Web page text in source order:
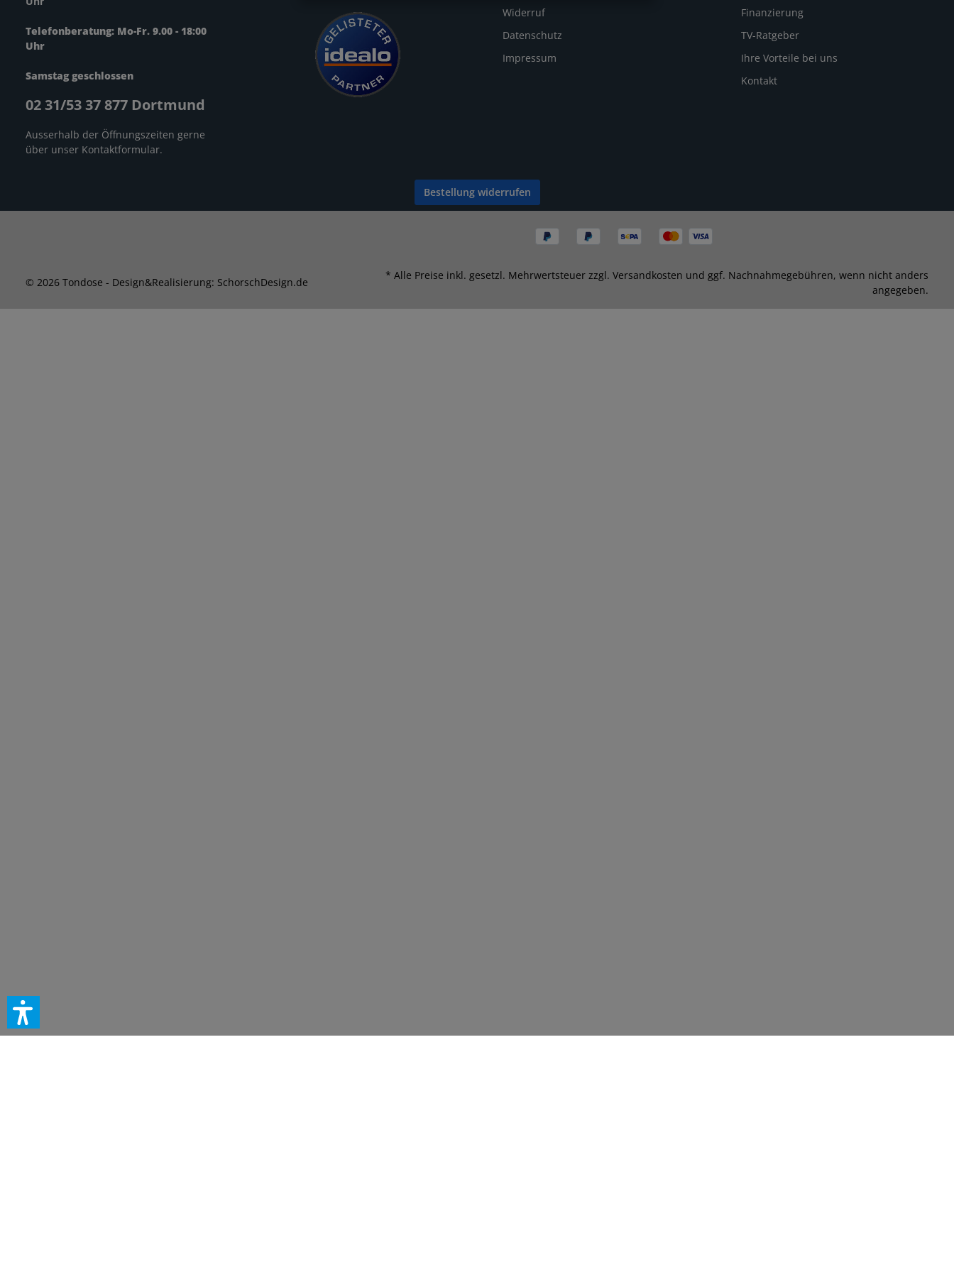
Telefonberatung: Mo-Fr. 9.00 - 18:00
Uhr
Samstag geschlossen
02 31/53 37 877 Dortmund
Ausserhalb der Öffnungszeiten gerne
über unser Kontaktformular.
Widerruf
Datenschutz
Impressum
Finanzierung
TV-Ratgeber
Ihre Vorteile bei uns
Kontakt
Bestellung widerrufen
© 2026 Tondose - Design&Realisierung: SchorschDesign.de
* Alle Preise inkl. gesetzl. Mehrwertsteuer zzgl. Versandkosten und ggf. Nachnahmegebühren, wenn nicht anders
angegeben.